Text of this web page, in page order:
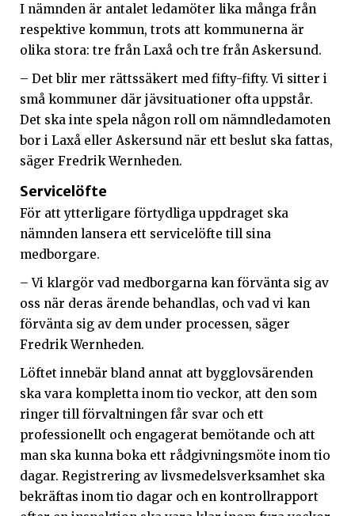
I nämnden är antalet ledamöter lika många från
respektive kommun, trots att kommunerna är
olika stora: tre från Laxå och tre från Askersund.
– Det blir mer rättssäkert med fifty-fifty. Vi sitter i
små kommuner där jävsituationer ofta uppstår.
Det ska inte spela någon roll om nämndledamoten
bor i Laxå eller Askersund när ett beslut ska fattas,
säger Fredrik Wernheden.
Servicelöfte
För att ytterligare förtydliga uppdraget ska
nämnden lansera ett servicelöfte till sina
medborgare.
– Vi klargör vad medborgarna kan förvänta sig av
oss när deras ärende behandlas, och vad vi kan
förvänta sig av dem under processen, säger
Fredrik Wernheden.
Löftet innebär bland annat att bygglovsärenden
ska vara kompletta inom tio veckor, att den som
ringer till förvaltningen får svar och ett
professionellt och engagerat bemötande och att
man ska kunna boka ett rådgivningsmöte inom tio
dagar. Registrering av livsmedelsverksamhet ska
bekräftas inom tio dagar och en kontrollrapport